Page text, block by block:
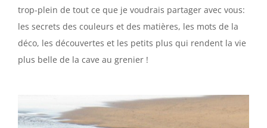
trop-plein de tout ce que je voudrais partager avec vous:
les secrets des couleurs et des matières, les mots de la
déco, les découvertes et les petits plus qui rendent la vie
plus belle de la cave au grenier !